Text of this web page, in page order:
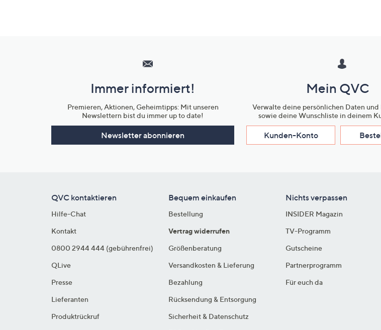
Unternehmensinformationen
Immer informiert!
Premieren, Aktionen, Geheimtipps: Mit unseren
Newslettern bist du immer up to date!
Newsletter abonnieren
Mein QVC
Verwalte deine persönlichen Daten
sowie deine Wunschliste in deinem
Kunden-Konto
QVC kontaktieren
Hilfe-Chat
Kontakt
0800 2944 444 (gebührenfrei)
QLive
Presse
Lieferanten
Produktrückruf
Bequem einkaufen
Bestellung
Vertrag widerrufen
Größenberatung
Versandkosten & Lieferung
Bezahlung
Rücksendung & Entsorgung
Sicherheit & Datenschutz
Nichts verpassen
INSIDER Magazin
TV-Programm
Gutscheine
Partnerprogramm
Für euch da